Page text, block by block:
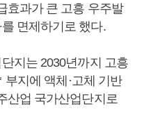
효과가 큰 고흥 우주발
면제하기로 했다.
지는 2030년까지 고흥
지에 액체·고체 기반
산업 국가산업단지로